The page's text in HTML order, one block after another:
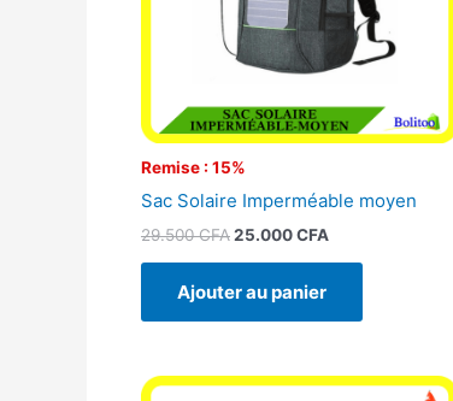
Remise : 15%
Sac Solaire Imperméable moyen
29.500CFA25.000CFA
Ajouter au panier